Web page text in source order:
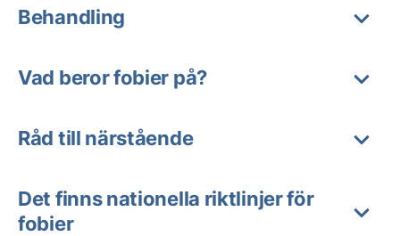
Behandling
Vad beror fobier på?
Råd till närstående
Det finns nationella riktlinjer för
fobier